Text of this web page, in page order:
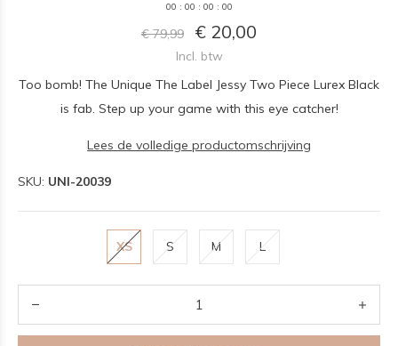
00 : 00 : 00 : 00
€ 79,99 € 20,00
Incl. btw
Too bomb! The Unique The Label Jessy Two Piece Lurex Black
is fab. Step up your game with this eye catcher!
Lees de volledige productomschrijving
SKU: UNI-20039
XS S M L